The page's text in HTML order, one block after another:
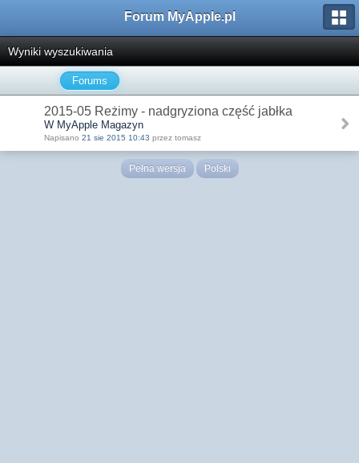
Forum MyApple.pl
Wyniki wyszukiwania
Forums
2015-05 Reżimy - nadgryziona część jabłka
W MyApple Magazyn
Napisano 21 sie 2015 10:43 przez tomasz
Pełna wersja Polski